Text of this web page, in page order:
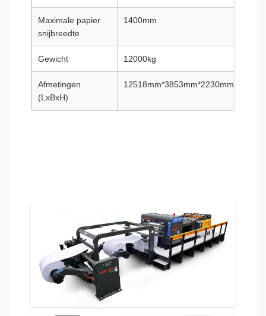
Maximale papier
snijbreedte
1400mm
Gewicht 12000kg
Afmetingen
(LxBxH)
12518mm*3853mm*2230mm